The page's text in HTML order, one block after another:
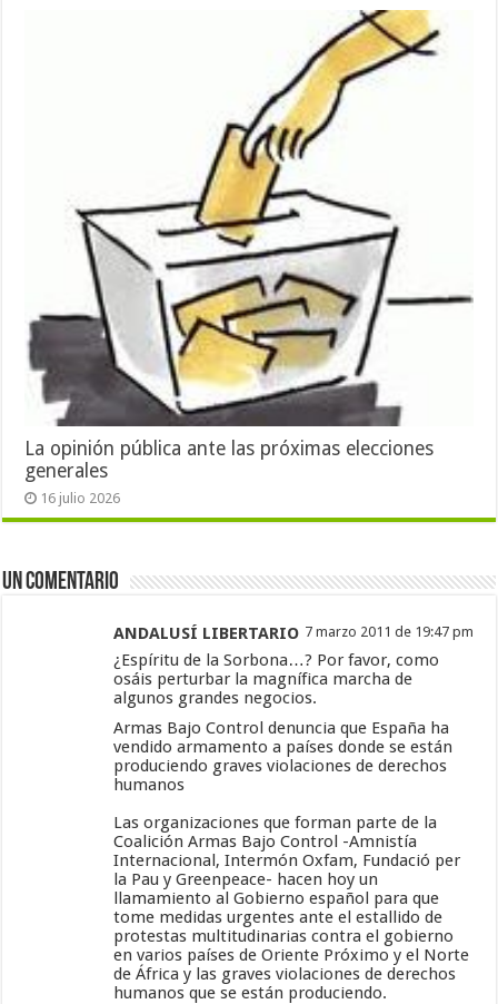
La opinión pública ante las próximas elecciones
generales
16 julio 2026
Un comentario
ANDALUSÍ LIBERTARIO 7 marzo 2011 de 19:47 pm
¿Espíritu de la Sorbona…? Por favor, como
osáis perturbar la magnífica marcha de
algunos grandes negocios.
Armas Bajo Control denuncia que España ha
vendido armamento a países donde se están
produciendo graves violaciones de derechos
humanos
Las organizaciones que forman parte de la
Coalición Armas Bajo Control -Amnistía
Internacional, Intermón Oxfam, Fundació per
la Pau y Greenpeace- hacen hoy un
llamamiento al Gobierno español para que
tome medidas urgentes ante el estallido de
protestas multitudinarias contra el gobierno
en varios países de Oriente Próximo y el Norte
de África y las graves violaciones de derechos
humanos que se están produciendo.